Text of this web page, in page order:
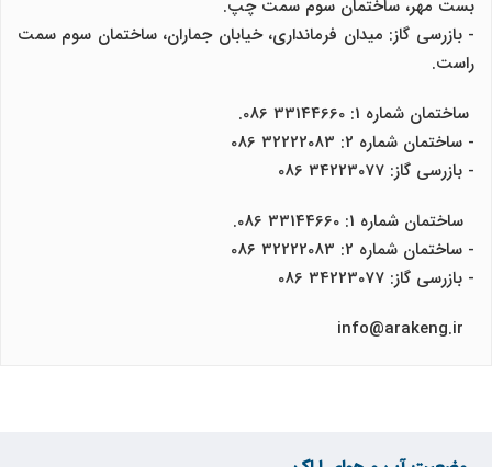
بست مهر، ساختمان سوم سمت چپ.
- بازرسی گاز: میدان فرمانداری، خیابان جماران، ساختمان سوم سمت
راست.
ساختمان شماره 1: 33144660 086.
- ساختمان شماره 2: 32222083 086
- بازرسی گاز: 34223077 086
ساختمان شماره 1: 33144660 086.
- ساختمان شماره 2: 32222083 086
- بازرسی گاز: 34223077 086